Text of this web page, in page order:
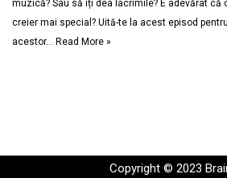
muzică? Sau să îți dea lacrimile? E adevărat că
creier mai special? Uită-te la acest episod
acestor… Read More »
Copyright © 2023